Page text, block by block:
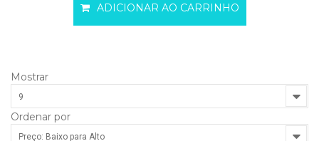
ADICIONAR AO CARRINHO
Mostrar
9
Ordenar por
Preço: Baixo para Alto